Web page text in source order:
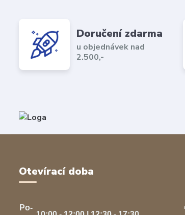
Doručení zdarma
u objednávek nad
2.500,-
Otevírací doba
Po-